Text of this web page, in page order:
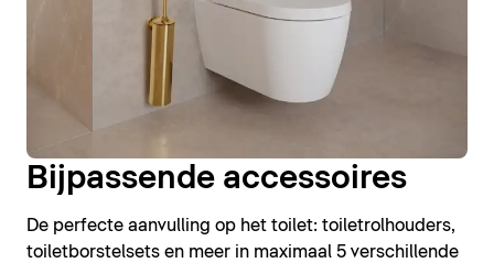
Bijpassende accessoires
De perfecte aanvulling op het toilet: toiletrolhouders,
toiletborstelsets en meer in maximaal 5 verschillende